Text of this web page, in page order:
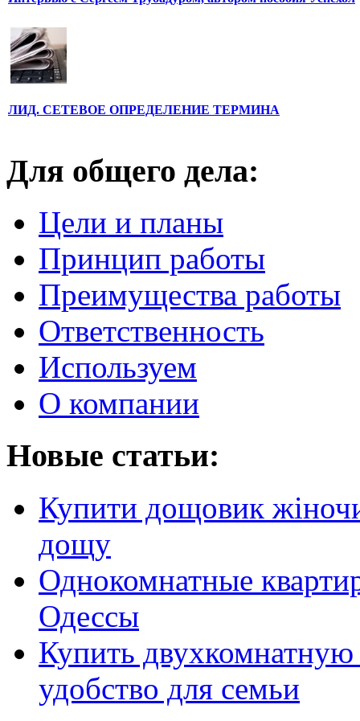
ЛИД. СЕТЕВОЕ ОПРЕДЕЛЕНИЕ ТЕРМИНА
Для общего дела:
Цели и планы
Принцип работы
Преимущества работы
Ответственность
Используем
О компании
Новые статьи:
Купити дощовик
дощу
Однокомнатные
Одессы
Купить
удобство для семьи